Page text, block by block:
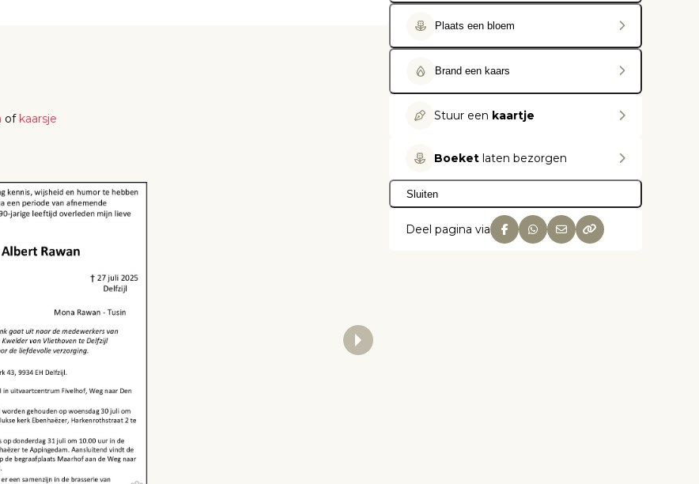
of kaarsje
Plaats een bloem
Brand een kaars
Stuur een kaartje
Boeket laten bezorgen
Sluiten
Deel pagina via